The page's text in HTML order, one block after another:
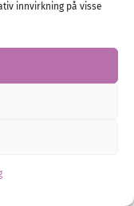
innvirkning på visse